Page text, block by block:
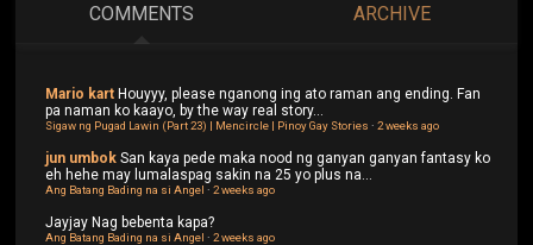
COMMENTS ARCHIVE
Mario kart Houyyy, please nganong ing ato raman ang ending. Fan
pa naman ko kaayo, by the way real story...
Sigaw ng Pugad Lawin (Part 23) | Mencircle | Pinoy Gay Stories ·2 weeks ago
jun umbok San kaya pede maka nood ng ganyan ganyan fantasy ko
eh hehe may lumalaspag sakin na 25 yo plus na...
Ang Batang Bading na si Angel ·2 weeks ago
Jayjay Nag bebenta kapa?
Ang Batang Bading na si Angel ·2 weeks ago